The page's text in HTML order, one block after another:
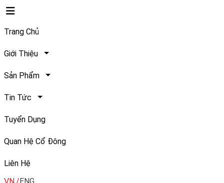
Trang Chủ
Giới Thiệu
Sản Phẩm
Tin Tức
Tuyển Dụng
Quan Hệ Cổ Đông
Liên Hệ
Safoco - “Top 5 Công ty Thực
phẩm uy tín năm 2025 -
Ngành: Thực phẩm khô, đồ